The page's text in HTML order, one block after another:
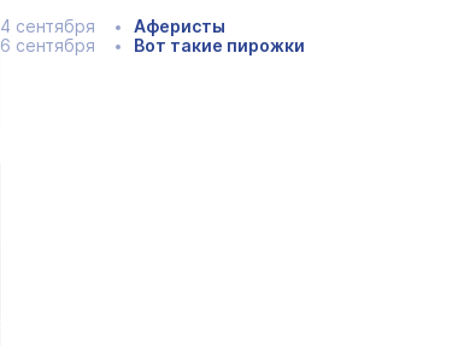
4 сентября
Аферисты
6 сентября
Вот такие пирожки